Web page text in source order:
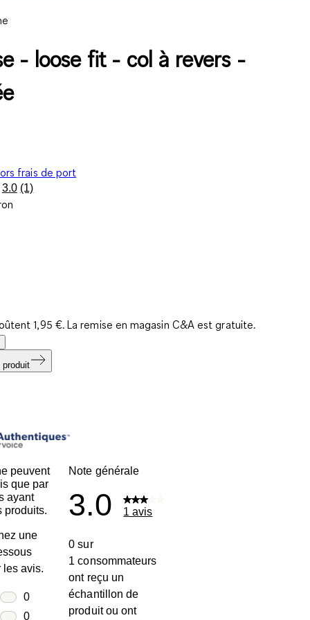
- loose fit - col à revers -
frais de port
3.0 Lire
(1)
1,95 €. La remise en magasin C&A est gratuite.
produit
peuvent
que par
ayant
produits.
une
les avis.
0
0 avis avec 5 étoiles.
0
Note générale
3.0 1 avis
0 sur
1 consommateurs
ont reçu un
échantillon de
produit ou ont